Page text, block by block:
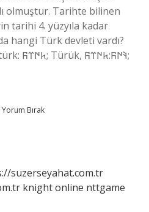
olmuştur. Tarihte bilinen
tarihi 4. yüzyıla kadar
hangi Türk devleti vardı?
Yorum Bırak
suzerseyahat.com.tr
knight online nttgame